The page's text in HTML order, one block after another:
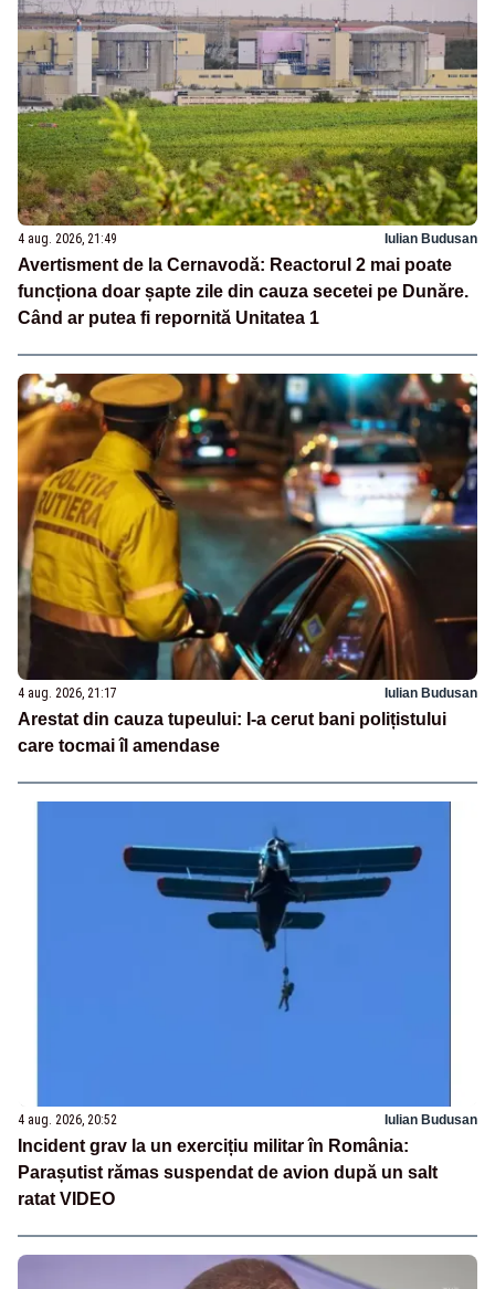
4 aug. 2026, 21:49 Iulian Budusan
Avertisment de la Cernavodă: Reactorul 2 mai poate
funcționa doar șapte zile din cauza secetei pe Dunăre.
Când ar putea fi repornită Unitatea 1
4 aug. 2026, 21:17 Iulian Budusan
Arestat din cauza tupeului: I-a cerut bani polițistului
care tocmai îl amendase
4 aug. 2026, 20:52 Iulian Budusan
Incident grav la un exercițiu militar în România:
Parașutist rămas suspendat de avion după un salt
ratat VIDEO